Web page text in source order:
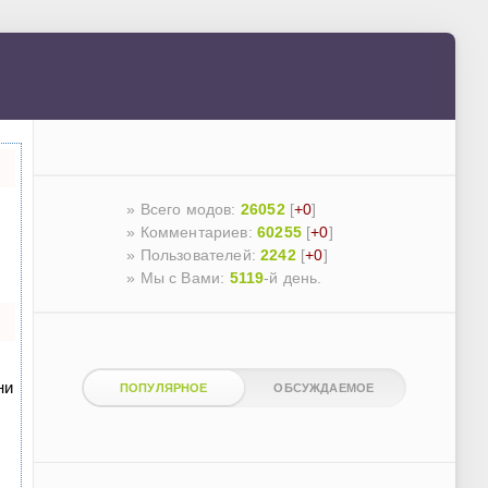
» Всего модов: 26052[+0]
» Комментариев: 60255[+0]
» Пользователей:2242[+0]
» Мы с Вами: 5119-й день.
ПОПУЛЯРНОЕ ОБСУЖДАЕМОЕ